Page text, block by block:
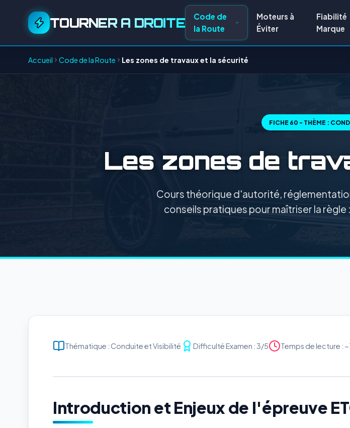
TOURNER A DROITE
Code de
la Route
Moteurs à
Éviter
Fiabilité
Marque
Accueil Code de la Route Les zones de travaux et la sécurité
FICHE 60 - THÈME :
Les zones de
Cours théorique d'autorité,
conseils pratiques pour maîtriser la règle :
Thématique : Conduite et Visibilité Difficulté Examen : 3/5 Temps de lecture :
Introduction et Enjeux de l'épreuve